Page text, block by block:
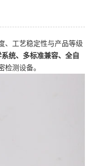
、工艺稳定性与产品等级
统、多标准兼容、全自
测设备。